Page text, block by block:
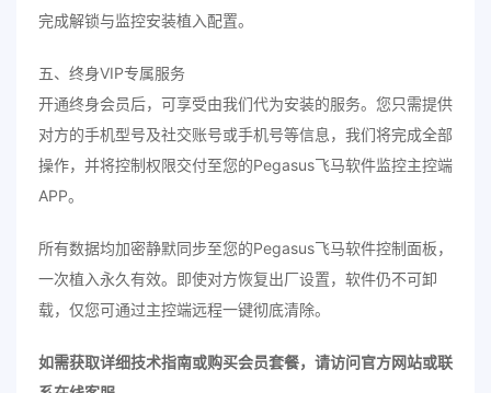
完成解锁与监控安装植入配置。
五、终身VIP专属服务
开通终身会员后，可享受由我们代为安装的服务。您只需提供
对方的手机型号及社交账号或手机号等信息，我们将完成全部
操作，并将控制权限交付至您的Pegasus飞马软件监控主控端
APP。
所有数据均加密静默同步至您的Pegasus飞马软件控制面板，
一次植入永久有效。即使对方恢复出厂设置，软件仍不可卸
载，仅您可通过主控端远程一键彻底清除。
如需获取详细技术指南或购买会员套餐，请访问官方网站或联